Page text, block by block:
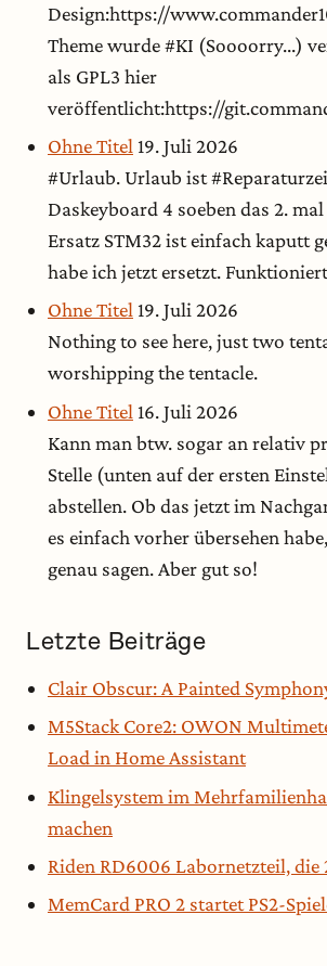
Design:https://
Theme wurde #KI (Soooorry...)
als GPL3 hier
veröffentlicht:https://
Ohne Titel 19. Juli 2026
#Urlaub. Urlaub ist
Daskeyboard 4 soeben das 2.
Ersatz STM32 ist einfach kaputt
habe ich jetzt ersetzt.
Ohne Titel 19. Juli 2026
Nothing to see here, just two
worshipping the tentacle.
Ohne Titel 16. Juli 2026
Kann man btw. sogar an relativ
Stelle (unten auf der ersten
abstellen. Ob das jetzt im
es einfach vorher übersehen
genau sagen. Aber gut so!
Letzte Beiträge
Clair Obscur: A Painted
M5Stack Core2: OWON
Load in Home Assistant
Klingelsystem im
machen
Riden RD6006 Labornetzteil, die
MemCard PRO 2 startet PS2-